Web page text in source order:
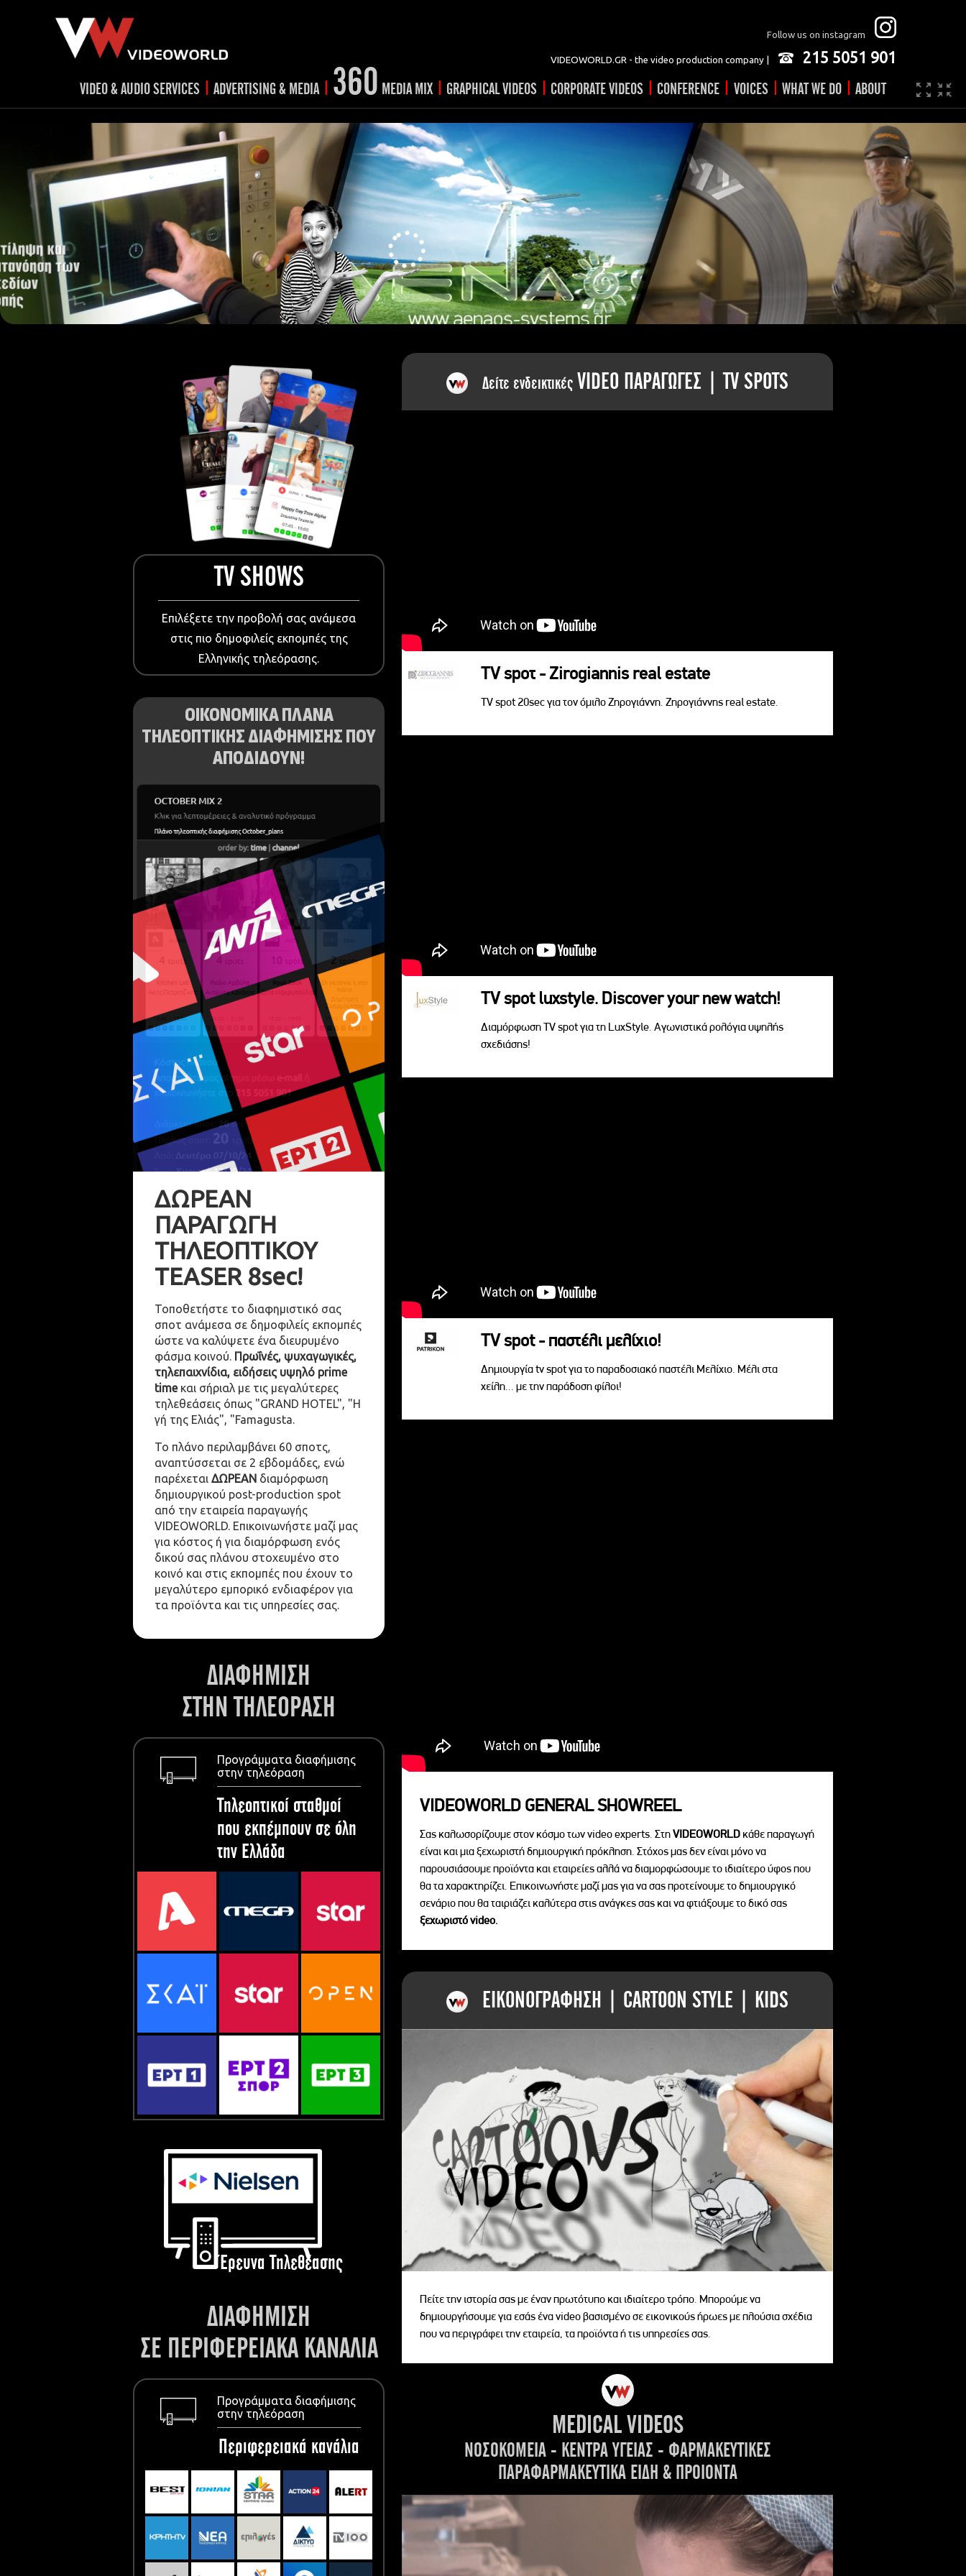
Follow us on instagram
VIDEOWORLD.GR - the video production company | 215 5051 901
VIDEO & AUDIO SERVICES
TV spots
RADIO spots
Post production
Corporate videos
Trailer & Σήματα εκπομπών
Cultural videos
video applications for museums,
archeological sites & exhibitions
Product presentations
Documentary
Events & Conference
Dissemination material
Medical & Pharmaceutical
VIDEO Projections
Kids content
| ADVERTISING & MEDIA
RADIOadvertising
TVadvertising
Social Media video shorts
Creative Prints
Outdoor advertising
Media planning & mix
Visual material
European Media
| 360 MEDIA MIX | GRAPHICAL VIDEOS | CORPORATE VIDEOS | CONFERENCE | VOICES | WHAT WE DO | ABOUT
Company
JOBS
Video made easy
Contact
TV SHOWS
Επιλέξετε την προβολή σας ανάμεσα
στις πιο δημοφιλείς εκπομπές της
Ελληνικής τηλεόρασης.
ΟΙΚΟΝΟΜΙΚΑ ΠΛΑΝΑ
ΤΗΛΕΟΠΤΙΚΗΣ ΔΙΑΦΗΜΙΣΗΣ ΠΟΥ
ΑΠΟΔΙΔΟΥΝ!
ΔΩΡΕΑΝ
ΠΑΡΑΓΩΓΗ
ΤΗΛΕΟΠΤΙΚΟΥ
TEASER 8sec!
Τοποθετήστε το διαφημιστικό σας
σποτ ανάμεσα σε δημοφιλείς εκπομπές
ώστε να καλύψετε ένα διευρυμένο
φάσμα κοινού. Πρωΐνές, ψυχαγωγικές,
τηλεπαιχνίδια, ειδήσεις υψηλό prime
timeκαι σήριαλ με τις μεγαλύτερες
τηλεθεάσεις όπως "GRAND HOTEL", "Η
γή της Ελιάς", "Famagusta.
Το πλάνο περιλαμβάνει 60 σποτς,
αναπτύσσεται σε 2 εβδομάδες, ενώ
παρέχεται ΔΩΡΕΑΝ διαμόρφωση
δημιουργικού post-production spot
από την εταιρεία παραγωγής
VIDEOWORLD. Επικοινωνήστε μαζί μας
για κόστος ή για διαμόρφωση ενός
δικού σας πλάνου στοχευμένο στο
κοινό και στις εκπομπές που έχουν το
μεγαλύτερο εμπορικό ενδιαφέρον για
τα προϊόντα και τις υπηρεσίες σας.
ΔΙΑΦΗΜΙΣΗ
ΣΤΗΝ ΤΗΛΕΟΡΑΣΗ
Προγράμματα διαφήμισης
στην τηλεόραση
Τηλεοπτικοί σταθμοί
που εκπέμπουν σε όλη
την Ελλάδα
Έρευνα Τηλεθέασης
ΔΙΑΦΗΜΙΣΗ
ΣΕ ΠΕΡΙΦΕΡΕΙΑΚΑ ΚΑΝΑΛΙΑ
Προγράμματα διαφήμισης
στην τηλεόραση
Περιφερειακά κανάλια
Δείτε ενδεικτικές VIDEO ΠΑΡΑΓΩΓΕΣ | TV SPOTS
TV spoτ - Zirogiannis real estate
TV spot 20sec για τον όμιλο Ζηρογιάννη. Ζηρογιάννης real estate.
TV spot luxstyle. Discover your new watch!
Διαμόρφωση TV spot για τη LuxStyle. Αγωνιστικά ρολόγια υψηλής
σχεδιάσης!
TV spot - παστέλι μελίχιο!
Δημιουργία tv spot για το παραδοσιακό παστέλι Μελίχιο. Μέλι στα
χείλη... με την παράδοση φίλοι!
VIDEOWORLD GENERAL SHOWREEL
Σας καλωσορίζουμε στον κόσμο των video experts. ΣτηVIDEOWORLD κάθε παραγωγή
είναι και μια ξεχωριστή δημιουργική πρόκληση. Στόχος μας δεν είναι μόνο να
παρουσιάσουμε προϊόντα και εταιρείες αλλά να διαμορφώσουμε το ιδιαίτερο ύφος που
θα τα χαρακτηρίζει. Επικοινωνήστε μαζί μας για να σας προτείνουμε το δημιουργικό
σενάριο που θα ταιριάζει καλύτερα στις ανάγκες σας και να φτιάξουμε το δικό σας
ξεχωριστό videο.
ΕΙΚΟΝΟΓΡΑΦΗΣΗ | CARTOON STYLE | KIDS
Πείτε την ιστορία σας με έναν πρωτότυπο και ιδιαίτερο τρόπο. Μπορούμε να
δημιουργήσουμε για εσάς ένα video βασισμένο σε εικονικούς ήρωες με πλούσια σχέδια
που να περιγράφει την εταιρεία, τα προϊόντα ή τις υπηρεσίες σας.
MEDICAL VIDEOS
ΝΟΣΟΚΟΜΕΙΑ - ΚΕΝΤΡΑ ΥΓΕΙΑΣ - ΦΑΡΜΑΚΕΥΤΙΚΕΣ
ΠΑΡΑΦΑΡΜΑΚΕΥΤΙΚΑ ΕΙΔΗ & ΠΡΟΙΟΝΤΑ